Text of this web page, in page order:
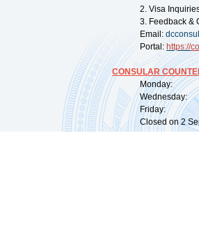
2. Visa
3. Feedback &
Email:
Portal: https://
CONSULAR
Monday:
Wednesday:
Friday:
Closed on 2